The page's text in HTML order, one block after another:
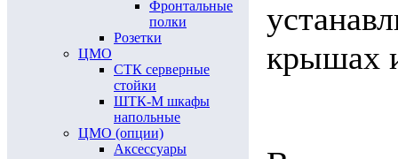
Фронтальные
полки
Розетки
ЦМО
СТК серверные
стойки
ШТК-М шкафы
напольные
ЦМО (опции)
Аксессуары
крышах